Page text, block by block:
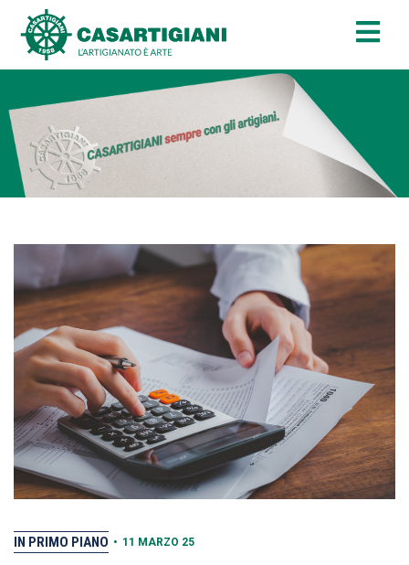
IN PRIMO PIANO • 11 MARZO 25